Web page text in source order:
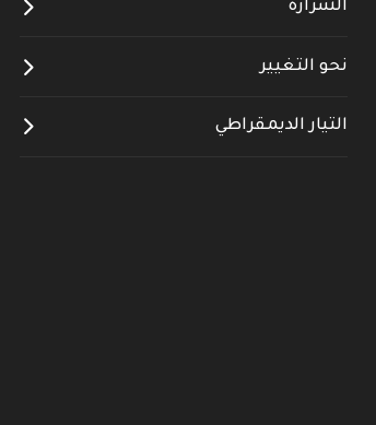
الشرارة
نحو التغيير
التيار الديمقراطي